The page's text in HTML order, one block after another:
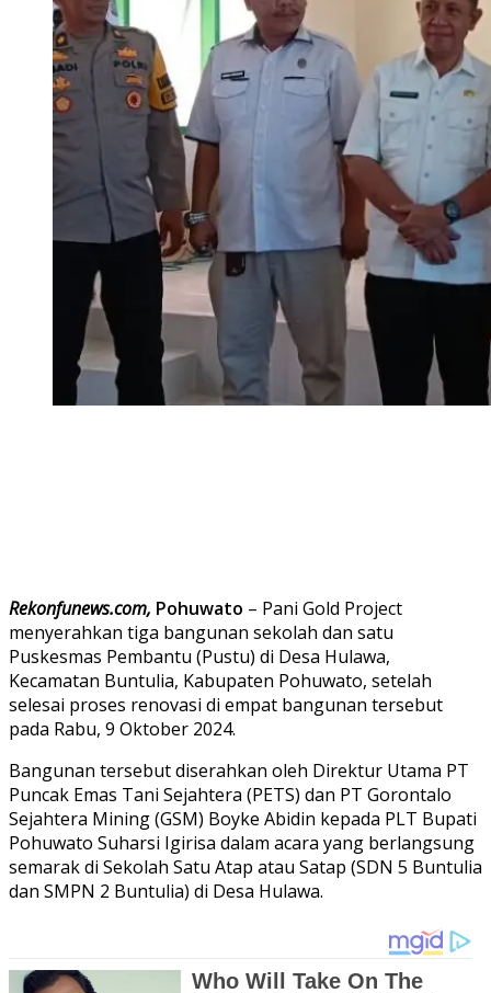
Rekonfunews.com, Pohuwato – Pani Gold Project
menyerahkan tiga bangunan sekolah dan satu
Puskesmas Pembantu (Pustu) di Desa Hulawa,
Kecamatan Buntulia, Kabupaten Pohuwato, setelah
selesai proses renovasi di empat bangunan tersebut
pada Rabu, 9 Oktober 2024.
Bangunan tersebut diserahkan oleh Direktur Utama PT
Puncak Emas Tani Sejahtera (PETS) dan PT Gorontalo
Sejahtera Mining (GSM) Boyke Abidin kepada PLT Bupati
Pohuwato Suharsi Igirisa dalam acara yang berlangsung
semarak di Sekolah Satu Atap atau Satap (SDN 5 Buntulia
dan SMPN 2 Buntulia) di Desa Hulawa.